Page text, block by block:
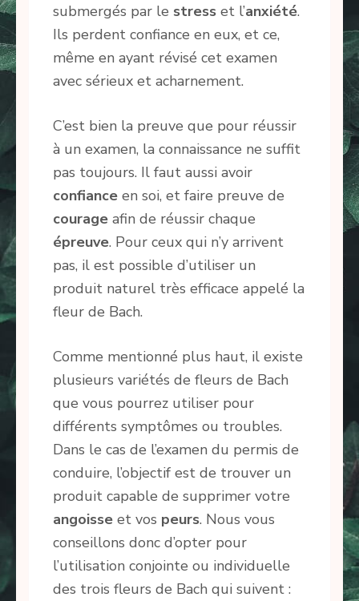
submergés par le stress et l’anxiété.
Ils perdent confiance en eux, et ce,
même en ayant révisé cet examen
avec sérieux et acharnement.
C’est bien la preuve que pour réussir
à un examen, la connaissance ne suffit
pas toujours. Il faut aussi avoir
confiance en soi, et faire preuve de
courage afin de réussir chaque
épreuve. Pour ceux qui n’y arrivent
pas, il est possible d’utiliser un
produit naturel très efficace appelé la
fleur de Bach.
Comme mentionné plus haut, il existe
plusieurs variétés de fleurs de Bach
que vous pourrez utiliser pour
différents symptômes ou troubles.
Dans le cas de l’examen du permis de
conduire, l’objectif est de trouver un
produit capable de supprimer votre
angoisse et vos peurs. Nous vous
conseillons donc d’opter pour
l’utilisation conjointe ou individuelle
des trois fleurs de Bach qui suivent :